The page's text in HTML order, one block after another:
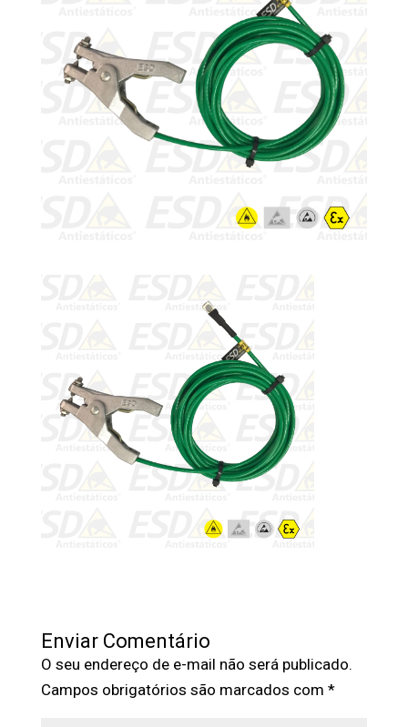
Enviar Comentário
O seu endereço de e-mail não será publicado.
Campos obrigatórios são marcados com *